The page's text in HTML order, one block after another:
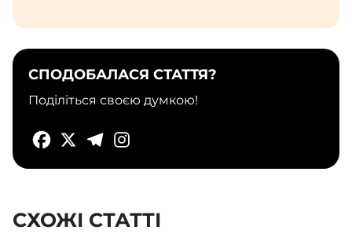
СПОДОБАЛАСЯ СТАТТЯ?
Поділіться своєю думкою!
СХОЖІ СТАТТІ